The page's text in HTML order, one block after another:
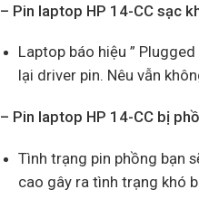
– Pin laptop HP 14-CC sạc
Laptop báo hiệu ”
lại driver pin. Nêu vẫn
– Pin laptop HP 14-CC bị
Tình trạng pin phồng bạn
cao gây ra tình trạng khó